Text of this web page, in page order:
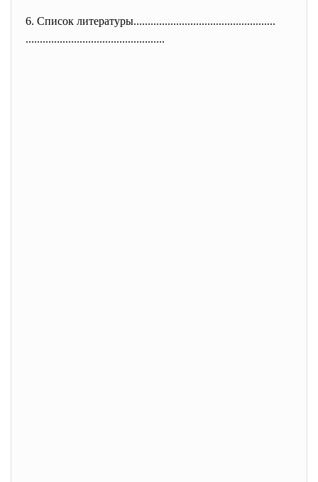
6. Список литературы..................................................
.................................................